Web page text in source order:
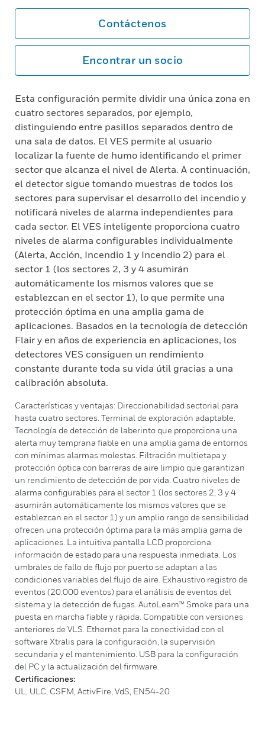
Contáctenos
Encontrar un socio
Esta configuración permite dividir una única zona en
cuatro sectores separados, por ejemplo,
distinguiendo entre pasillos separados dentro de
una sala de datos. El VES permite al usuario
localizar la fuente de humo identificando el primer
sector que alcanza el nivel de Alerta. A continuación,
el detector sigue tomando muestras de todos los
sectores para supervisar el desarrollo del incendio y
notificará niveles de alarma independientes para
cada sector. El VES inteligente proporciona cuatro
niveles de alarma configurables individualmente
(Alerta, Acción, Incendio 1 y Incendio 2) para el
sector 1 (los sectores 2, 3 y 4 asumirán
automáticamente los mismos valores que se
establezcan en el sector 1), lo que permite una
protección óptima en una amplia gama de
aplicaciones. Basados en la tecnología de detección
Flair y en años de experiencia en aplicaciones, los
detectores VES consiguen un rendimiento
constante durante toda su vida útil gracias a una
calibración absoluta.
Características y ventajas: Direccionabilidad sectorial para
hasta cuatro sectores. Terminal de exploración adaptable.
Tecnología de detección de laberinto que proporciona una
alerta muy temprana fiable en una amplia gama de entornos
con mínimas alarmas molestas. Filtración multietapa y
protección óptica con barreras de aire limpio que garantizan
un rendimiento de detección de por vida. Cuatro niveles de
alarma configurables para el sector 1 (los sectores 2, 3 y 4
asumirán automáticamente los mismos valores que se
establezcan en el sector 1) y un amplio rango de sensibilidad
ofrecen una protección óptima para la más amplia gama de
aplicaciones. La intuitiva pantalla LCD proporciona
información de estado para una respuesta inmediata. Los
umbrales de fallo de flujo por puerto se adaptan a las
condiciones variables del flujo de aire. Exhaustivo registro de
eventos (20.000 eventos) para el análisis de eventos del
sistema y la detección de fugas. AutoLearn™ Smoke para una
puesta en marcha fiable y rápida. Compatible con versiones
anteriores de VLS. Ethernet para la conectividad con el
software Xtralis para la configuración, la supervisión
secundaria y el mantenimiento. USB para la configuración
del PC y la actualización del firmware.
Certificaciones:
UL, ULC, CSFM, ActivFire, VdS, EN54-20